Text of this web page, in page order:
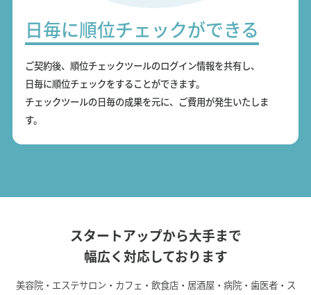
日毎に順位チェックができる
ご契約後、順位チェックツールのログイン情報を共有し、
日毎に順位チェックをすることができます。
チェックツールの日毎の成果を元に、ご費用が発生いたしま
す。
スタートアップから大手まで
幅広く対応しております
美容院・エステサロン・カフェ・飲食店・居酒屋・病院・歯医者・ス